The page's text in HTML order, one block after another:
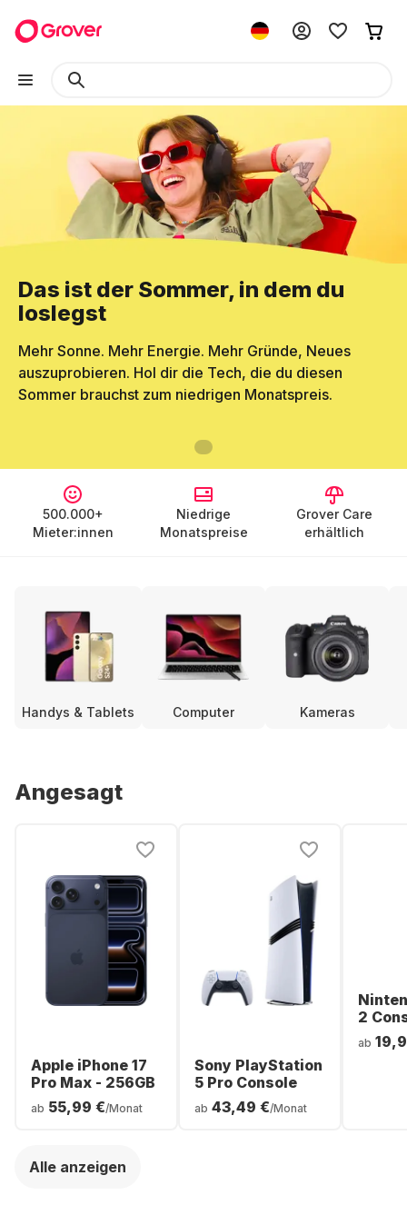
Das ist der Sommer, in dem du
loslegst
Mehr Sonne. Mehr Energie. Mehr Gründe, Neues
auszuprobieren. Hol dir die Tech, die du diesen
Sommer brauchst zum niedrigen Monatspreis.
500.000+
Mieter:innen
Niedrige
Monatspreise
Grover Care
erhältlich
Handys & Tablets Computer Kameras
Angesagt
Apple iPhone 17
Pro Max - 256GB
ab 55,99 €/Monat
Sony PlayStation
5 Pro Console
ab 43,49 €/Monat
2
ab
Alle anzeigen